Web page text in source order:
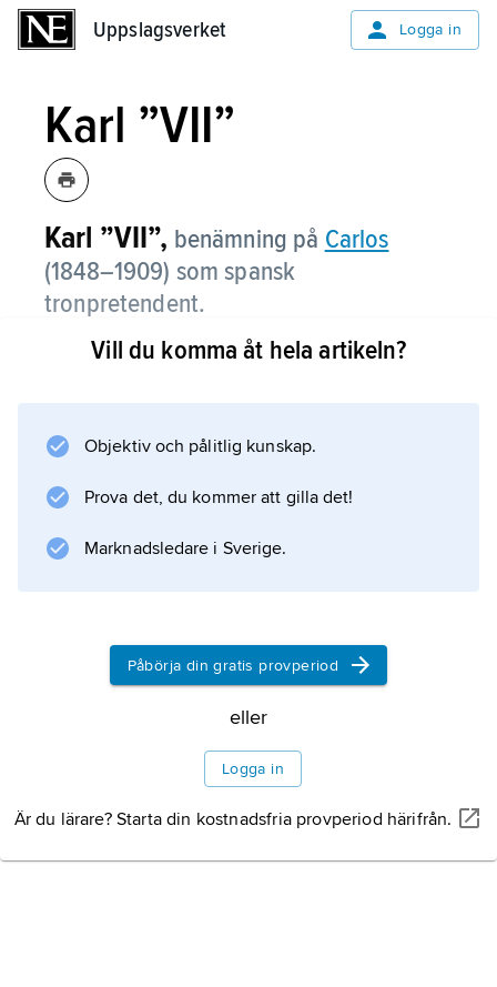
Uppslagsverket Logga in
Karl ”VII”
Karl ”VII”, benämning på Carlos
(1848–1909) som spansk
tronpretendent.
Information om artikeln
Vill du komma åt hela artikeln?
Objektiv och pålitlig kunskap.
Prova det, du kommer att gilla det!
Marknadsledare i Sverige.
Påbörja din gratis provperiod
eller
Logga in
Är du lärare? Starta din kostnadsfria provperiod härifrån.